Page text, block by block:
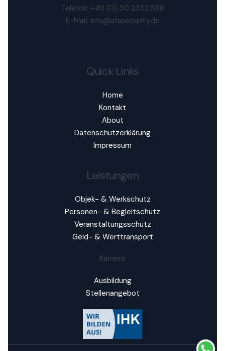
Telefon: +49 (0) 30 23321598
E-Mail: info@afasecurity.de
Quick Links
Home
Kontakt
About
Datenschutzerklärung
Impressum
Leistungen
Objek- & Werkschutz
Personen- & Begleitschutz
Veranstaltungsschutz
Geld- & Werttransport
Karriere
Ausbildung
Stellenangebot